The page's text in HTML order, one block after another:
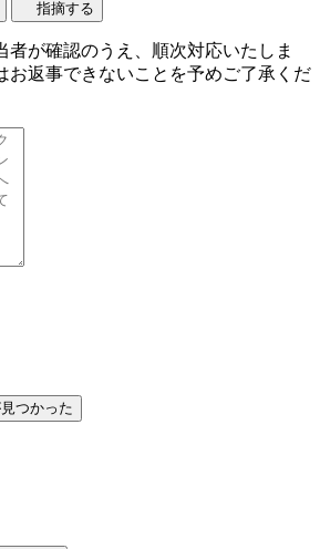
指摘する
者が確認のうえ、順次対応いたしま
お返事できないことを予めご了承くだ
つかった